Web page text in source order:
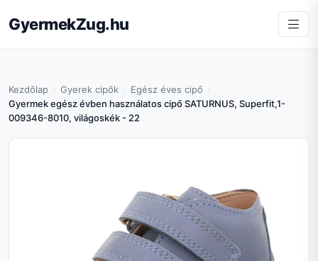
GyermekZug.hu
Kezdőlap Gyerek cipők
Egész éves cipő
Gyermek egész évben használatos cipő SATURNUS, Superfit,1-
009346-8010, világoskék - 22